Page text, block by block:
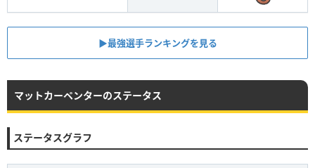
▶︎最強選手ランキングを見る
マットカーペンターのステータス
ステータスグラフ